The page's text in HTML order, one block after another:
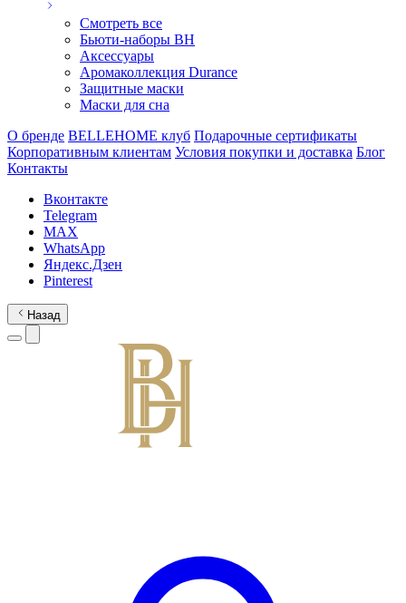
Смотреть все
Бьюти-наборы ВН
Аксессуары
Аромаколлекция Durance
Защитные маски
Маски для сна
О бренде BELLEHOME клуб Подарочные сертификаты
Корпоративным клиентам Условия покупки и доставка Блог
Контакты
Вконтакте
Telegram
MAX
WhatsApp
Яндекс.Дзен
Pinterest
Назад